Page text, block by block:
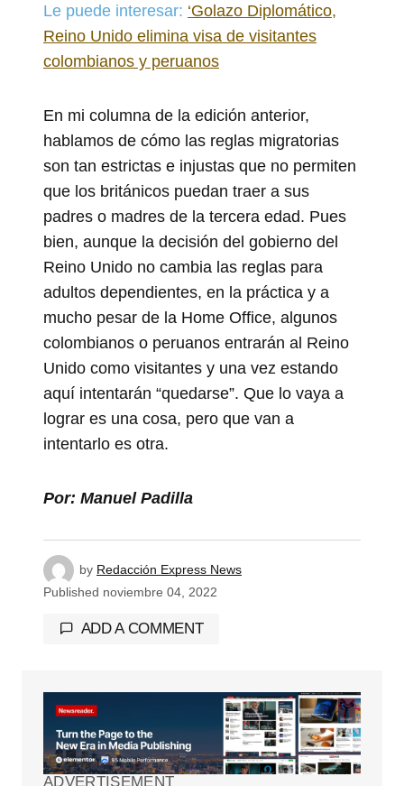
Le puede interesar: ‘Golazo Diplomático,
Reino Unido elimina visa de visitantes
colombianos y peruanos
En mi columna de la edición anterior,
hablamos de cómo las reglas migratorias
son tan estrictas e injustas que no permiten
que los británicos puedan traer a sus
padres o madres de la tercera edad. Pues
bien, aunque la decisión del gobierno del
Reino Unido no cambia las reglas para
adultos dependientes, en la práctica y a
mucho pesar de la Home Office, algunos
colombianos o peruanos entrarán al Reino
Unido como visitantes y una vez estando
aquí intentarán “quedarse”. Que lo vaya a
lograr es una cosa, pero que van a
intentarlo es otra.
Por: Manuel Padilla
by Redacción Express News
Published noviembre 04, 2022
ADD A COMMENT
Tu dirección de correo electrónico no será
Los campos obligatorios están
marcados con*
ADVERTISEMENT